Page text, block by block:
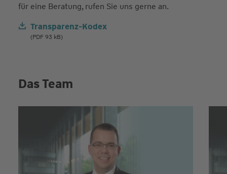
für eine Beratung, rufen Sie uns gerne an.
Transparenz-Kodex
(PDF 93 kB)
Das Team